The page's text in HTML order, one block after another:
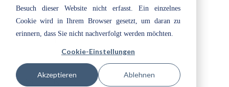
Besuch dieser Website nicht erfasst. Ein einzelnes
Cookie wird in Ihrem Browser gesetzt, um daran zu
erinnern, dass Sie nicht nachverfolgt werden möchten.
Cookie-Einstellungen
Akzeptieren Ablehnen
141 | Light Salvia
294 | Kork